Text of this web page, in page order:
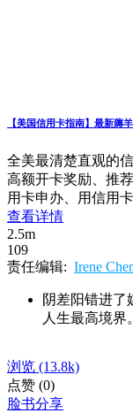
【美国信用卡指南】最新薅
全美最清楚直观的
高额开卡奖励、推
用卡申办、用信用
查看详情
2.5m
109
责任编辑: Irene
阴差阳错进了
人生最高境界。
浏览 (13.8k)
点赞 (0)
脸书分享